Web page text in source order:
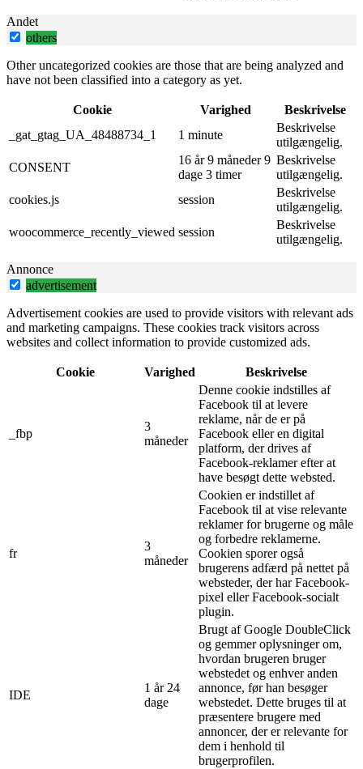
Andet
others
Other uncategorized cookies are those that are being analyzed and
have not been classified into a category as yet.
Cookie Varighed
Beskrivelse
_gat_gtag_UA_48488734_1
1 minute
Beskrivelse
utilgængelig.
CONSENT
16 år 9 måneder 9
dage 3 timer
Beskrivelse
utilgængelig.
cookies.js
session
Beskrivelse
utilgængelig.
woocommerce_recently_viewed session
Beskrivelse
utilgængelig.
Annonce
advertisement
Advertisement cookies are used to provide visitors with relevant ads
and marketing campaigns. These cookies track visitors across
websites and collect information to provide customized ads.
Cookie Varighed Beskrivelse
_fbp
3
måneder
Denne cookie indstilles af
Facebook til at levere
reklame, når de er på
Facebook eller en digital
platform, der drives af
Facebook-reklamer efter at
have besøgt dette websted.
fr
3
måneder
Cookien er indstillet af
Facebook til at vise relevante
reklamer for brugerne og måle
og forbedre reklamerne.
Cookien sporer også
brugerens adfærd på nettet på
websteder, der har Facebook-
pixel eller Facebook-socialt
plugin.
IDE
1 år 24
dage
Brugt af Google DoubleClick
og gemmer oplysninger om,
hvordan brugeren bruger
webstedet og enhver anden
annonce, før han besøger
webstedet. Dette bruges til at
præsentere brugere med
annoncer, der er relevante for
dem i henhold til
brugerprofilen.